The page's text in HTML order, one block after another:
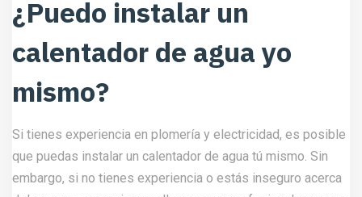
¿Puedo instalar un
calentador de agua yo
mismo?
Si tienes experiencia en plomería y electricidad, es posible
que puedas instalar un calentador de agua tú mismo. Sin
embargo, si no tienes experiencia o estás inseguro acerca